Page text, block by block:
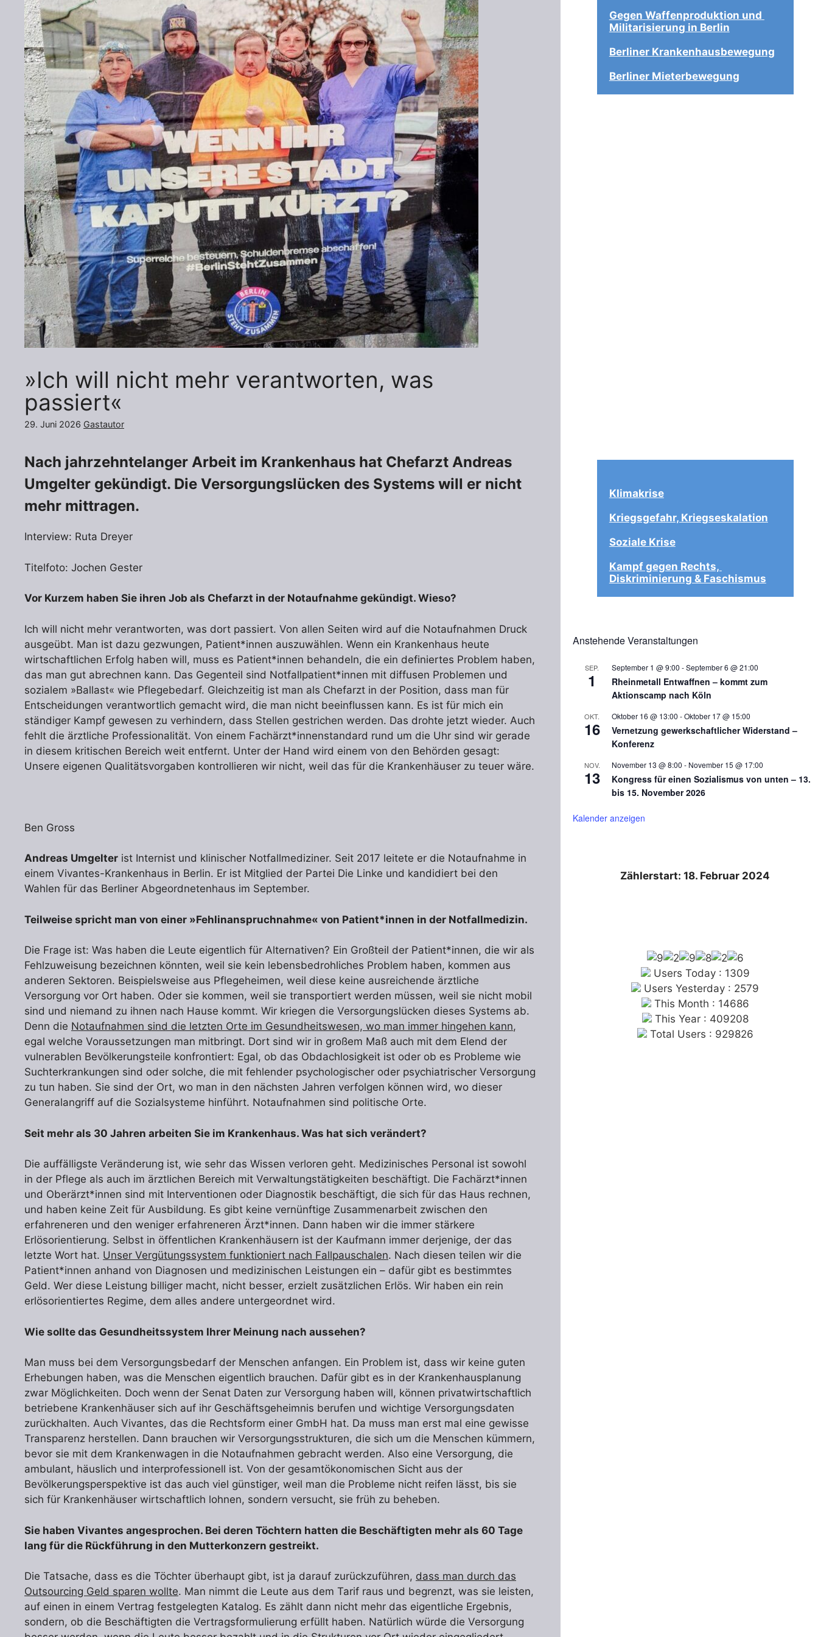
»Ich will nicht mehr verantworten, was
passiert«
29. Juni 2026 Gastautor
Nach jahrzehntelanger Arbeit im Krankenhaus hat Chefarzt Andreas
Umgelter gekündigt. Die Versorgungslücken des Systems will er nicht
mehr mittragen.
Interview: Ruta Dreyer
Titelfoto: Jochen Gester
Vor Kurzem haben Sie ihren Job als Chefarzt in der Notaufnahme gekündigt. Wieso?
Ich will nicht mehr verantworten, was dort passiert. Von allen Seiten wird auf die Notaufnahmen Druck
ausgeübt. Man ist dazu gezwungen, Patient*innen auszuwählen. Wenn ein Krankenhaus heute
wirtschaftlichen Erfolg haben will, muss es Patient*innen behandeln, die ein definiertes Problem haben,
das man gut abrechnen kann. Das Gegenteil sind Notfallpatient*innen mit diffusen Problemen und
sozialem »Ballast« wie Pflegebedarf. Gleichzeitig ist man als Chefarzt in der Position, dass man für
Entscheidungen verantwortlich gemacht wird, die man nicht beeinflussen kann. Es ist für mich ein
ständiger Kampf gewesen zu verhindern, dass Stellen gestrichen werden. Das drohte jetzt wieder. Auch
fehlt die ärztliche Professionalität. Von einem Fachärzt*innenstandard rund um die Uhr sind wir gerade
in diesem kritischen Bereich weit entfernt. Unter der Hand wird einem von den Behörden gesagt:
Unsere eigenen Qualitätsvorgaben kontrollieren wir nicht, weil das für die Krankenhäuser zu teuer wäre.
Ben Gross
Andreas Umgelter ist Internist und klinischer Notfallmediziner. Seit 2017 leitete er die Notaufnahme in
einem Vivantes-Krankenhaus in Berlin. Er ist Mitglied der Partei Die Linke und kandidiert bei den
Wahlen für das Berliner Abgeordnetenhaus im September.
Teilweise spricht man von einer »Fehlinanspruchnahme« von Patient*innen in der Notfallmedizin.
Die Frage ist: Was haben die Leute eigentlich für Alternativen? Ein Großteil der Patient*innen, die wir als
Fehlzuweisung bezeichnen könnten, weil sie kein lebensbedrohliches Problem haben, kommen aus
anderen Sektoren. Beispielsweise aus Pflegeheimen, weil diese keine ausreichende ärztliche
Versorgung vor Ort haben. Oder sie kommen, weil sie transportiert werden müssen, weil sie nicht mobil
sind und niemand zu ihnen nach Hause kommt. Wir kriegen die Versorgungslücken dieses Systems ab.
Denn die Notaufnahmen sind die letzten Orte im Gesundheitswesen, wo man immer hingehen kann,
egal welche Voraussetzungen man mitbringt. Dort sind wir in großem Maß auch mit dem Elend der
vulnerablen Bevölkerungsteile konfrontiert: Egal, ob das Obdachlosigkeit ist oder ob es Probleme wie
Suchterkrankungen sind oder solche, die mit fehlender psychologischer oder psychiatrischer Versorgung
zu tun haben. Sie sind der Ort, wo man in den nächsten Jahren verfolgen können wird, wo dieser
Generalangriff auf die Sozialsysteme hinführt. Notaufnahmen sind politische Orte.
Seit mehr als 30 Jahren arbeiten Sie im Krankenhaus. Was hat sich verändert?
Die auffälligste Veränderung ist, wie sehr das Wissen verloren geht. Medizinisches Personal ist sowohl
in der Pflege als auch im ärztlichen Bereich mit Verwaltungstätigkeiten beschäftigt. Die Fachärzt*innen
und Oberärzt*innen sind mit Interventionen oder Diagnostik beschäftigt, die sich für das Haus rechnen,
und haben keine Zeit für Ausbildung. Es gibt keine vernünftige Zusammenarbeit zwischen den
erfahreneren und den weniger erfahreneren Ärzt*innen. Dann haben wir die immer stärkere
Erlösorientierung. Selbst in öffentlichen Krankenhäusern ist der Kaufmann immer derjenige, der das
letzte Wort hat. Unser Vergütungssystem funktioniert nach Fallpauschalen. Nach diesen teilen wir die
Patient*innen anhand von Diagnosen und medizinischen Leistungen ein – dafür gibt es bestimmtes
Geld. Wer diese Leistung billiger macht, nicht besser, erzielt zusätzlichen Erlös. Wir haben ein rein
erlösorientiertes Regime, dem alles andere untergeordnet wird.
Wie sollte das Gesundheitssystem Ihrer Meinung nach aussehen?
Man muss bei dem Versorgungsbedarf der Menschen anfangen. Ein Problem ist, dass wir keine guten
Erhebungen haben, was die Menschen eigentlich brauchen. Dafür gibt es in der Krankenhausplanung
zwar Möglichkeiten. Doch wenn der Senat Daten zur Versorgung haben will, können privatwirtschaftlich
betriebene Krankenhäuser sich auf ihr Geschäftsgeheimnis berufen und wichtige Versorgungsdaten
zurückhalten. Auch Vivantes, das die Rechtsform einer GmbH hat. Da muss man erst mal eine gewisse
Transparenz herstellen. Dann brauchen wir Versorgungsstrukturen, die sich um die Menschen kümmern,
bevor sie mit dem Krankenwagen in die Notaufnahmen gebracht werden. Also eine Versorgung, die
ambulant, häuslich und interprofessionell ist. Von der gesamtökonomischen Sicht aus der
Bevölkerungsperspektive ist das auch viel günstiger, weil man die Probleme nicht reifen lässt, bis sie
sich für Krankenhäuser wirtschaftlich lohnen, sondern versucht, sie früh zu beheben.
Sie haben Vivantes angesprochen. Bei deren Töchtern hatten die Beschäftigten mehr als 60 Tage
lang für die Rückführung in den Mutterkonzern gestreikt.
Die Tatsache, dass es die Töchter überhaupt gibt, ist ja darauf zurückzuführen, dass man durch das
Outsourcing Geld sparen wollte. Man nimmt die Leute aus dem Tarif raus und begrenzt, was sie leisten,
auf einen in einem Vertrag festgelegten Katalog. Es zählt dann nicht mehr das eigentliche Ergebnis,
sondern, ob die Beschäftigten die Vertragsformulierung erfüllt haben. Natürlich würde die Versorgung
Gegen Waffenproduktion und
Militarisierung in Berlin
Berliner Krankenhausbewegung
Berliner Mieterbewegung
Klimakrise
Kriegsgefahr, Kriegseskalation
Soziale Krise
Kampf gegen Rechts,
Diskriminierung & Faschismus
Anstehende Veranstaltungen
SEP.
1
September 1 @ 9:00 -September 6 @ 21:00
Rheinmetall Entwaffnen – kommt zum
Aktionscamp nach Köln
OKT.
16
Oktober 16 @ 13:00 -Oktober 17 @ 15:00
Vernetzung gewerkschaftlicher Widerstand –
Konferenz
NOV.
13
November 13 @ 8:00 - November 15 @ 17:00
Kongress für einen Sozialismus von unten – 13.
bis 15. November 2026
Kalender anzeigen
Zählerstart: 18. Februar 2024
Users Today : 1309
Users Yesterday : 2579
This Month : 14686
This Year : 409208
Total Users : 929826